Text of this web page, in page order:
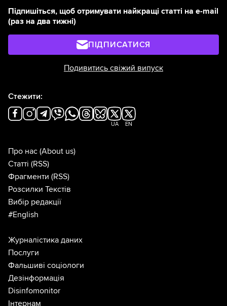
Підпишіться, щоб отримувати найкращі статті на e-mail
(раз на два тижні)
ПІДПИСАТИСЯ
Подивитись свіжий випуск
Стежити:
UA EN
Про нас (About us)
Статті (RSS)
Фрагменти (RSS)
Розсилки Текстів
Вибір редакції
#English
Журналістика даних
Послуги
Фальшиві соціологи
Дезінформація
Disinfomonitor
Інтернам